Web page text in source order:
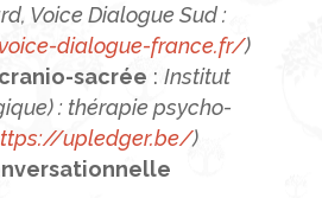
Voice Dialogue Sud :
dialogue-france.fr/)
sacrée : Institut
: thérapie psycho-
upledger.be/)